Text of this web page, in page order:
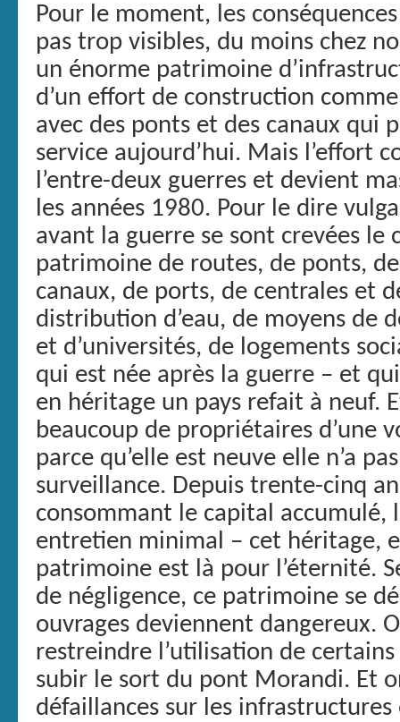
Pour le moment, les
pas trop visibles, du moins chez
un énorme patrimoine
d’un effort de construction
avec des ponts et des canaux qui
service aujourd’hui. Mais l’effort
l’entre-deux guerres et devient
les années 1980. Pour le dire
avant la guerre se sont crevées
patrimoine de routes, de ponts,
canaux, de ports, de centrales et
distribution d’eau, de moyens de
et d’universités, de logements
qui est née après la guerre – et
en héritage un pays refait à neuf.
beaucoup de propriétaires d’une
parce qu’elle est neuve elle n’a
surveillance. Depuis trente-cinq
consommant le capital accumulé,
entretien minimal – cet héritage,
patrimoine est là pour l’éternité.
de négligence, ce patrimoine se
ouvrages deviennent dangereux.
restreindre l’utilisation de
subir le sort du pont Morandi. Et
défaillances sur les